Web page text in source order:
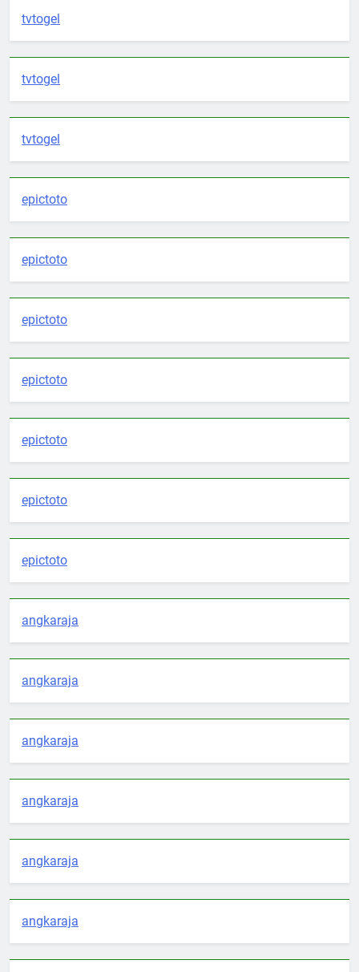
tvtogel
tvtogel
tvtogel
epictoto
epictoto
epictoto
epictoto
epictoto
epictoto
epictoto
angkaraja
angkaraja
angkaraja
angkaraja
angkaraja
angkaraja